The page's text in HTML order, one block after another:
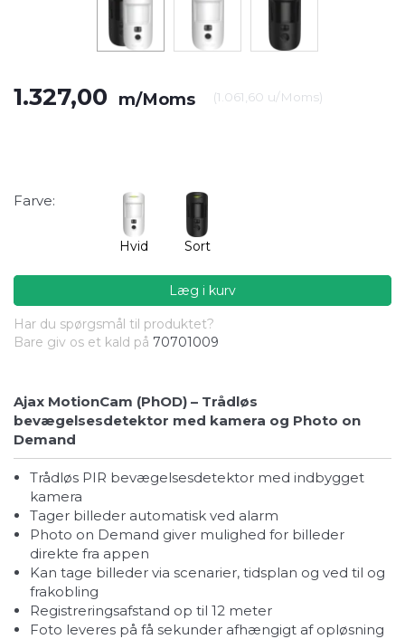
1.327,00 m/Moms (1.061,60 u/Moms)
Farve:
Hvid Sort
Læg i kurv
Har du spørgsmål til produktet?
Bare giv os et kald på 70701009
Ajax MotionCam (PhOD) – Trådløs
bevægelsesdetektor med kamera og Photo on
Demand
Trådløs PIR bevægelsesdetektor med indbygget
kamera
Tager billeder automatisk ved alarm
Photo on Demand giver mulighed for billeder
direkte fra appen
Kan tage billeder via scenarier, tidsplan og ved til og
frakobling
Registreringsafstand op til 12 meter
Foto leveres på få sekunder afhængigt af opløsning